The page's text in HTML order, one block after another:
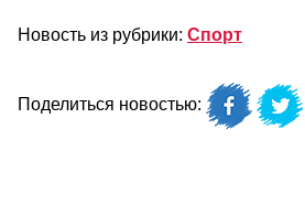
Новость из рубрики: Спорт
Поделиться новостью: